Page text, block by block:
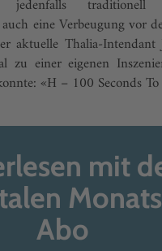
jedenfalls traditionell
eine Verbeugung vor
aktuelle Thalia-
zu einer eigenen
«H – 100 Seconds To
mit
Abo